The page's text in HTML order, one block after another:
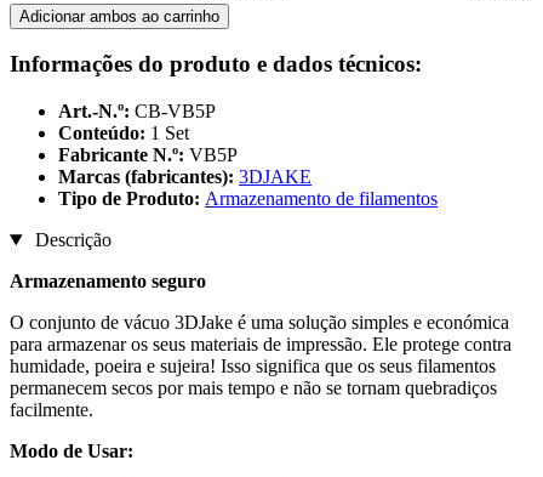
Adicionar ambos ao carrinho
Informações do produto e dados técnicos:
Art.-N.º: CB-VB5P
Conteúdo: 1 Set
Fabricante N.º: VB5P
Marcas (fabricantes): 3DJAKE
Tipo de Produto: Armazenamento de filamentos
Descrição
Armazenamento seguro
O conjunto de vácuo 3DJake é uma solução simples e económica
para armazenar os seus materiais de impressão. Ele protege contra
humidade, poeira e sujeira! Isso significa que os seus filamentos
permanecem secos por mais tempo e não se tornam quebradiços
facilmente.
Modo de Usar: